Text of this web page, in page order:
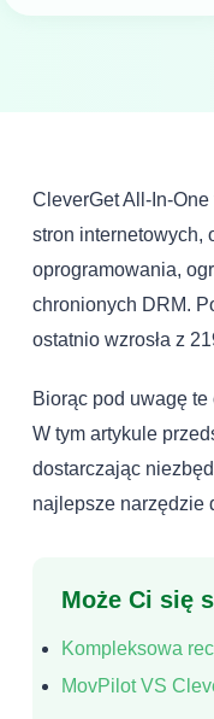
CleverGet All-In-
stron internetowych,
oprogramowania,
chronionych DRM.
ostatnio wzrosła z
Biorąc pod uwagę
W tym artykule
dostarczając
najlepsze narzędzie
Może Ci się
Kompleksowa
MovPilot VS